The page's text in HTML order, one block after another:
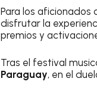
Para los aficionados
disfrutar la
premios y
Tras el festival
Paraguay, en el